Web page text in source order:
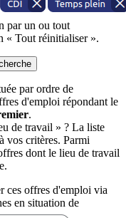
par un ou tout
« Tout réinitialiser ».
par ordre de
d'emploi répondant le
.
de travail » ? La liste
vos critères. Parmi
dont le lieu de travail
ces offres d'emploi via
en situation de